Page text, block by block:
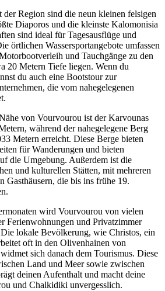
Region sind die neun kleinen felsigen
Diaporos und die kleinste Kalomonisia
sind ideal für Tagesausflüge und
örtlichen Wassersportangebote umfassen
und Tauchgänge zu den
20 Metern Tiefe liegen. Wenn du
du auch eine Bootstour zur
die vom nahegelegenen
von Vourvourou ist der Karvounas
während der nahegelegene Berg
Metern erreicht. Diese Berge bieten
für Wanderungen und bieten
die Umgebung. Außerdem ist die
und kulturellen Stätten, mit mehreren
Gasthäusern, die bis ins frühe 19.
wird Vourvourou von vielen
Ferienwohnungen und Privatzimmer
lokale Bevölkerung, wie Christos, ein
oft in den Olivenhainen von
sich danach dem Tourismus. Diese
Land und Meer sowie zwischen
deinen Aufenthalt und macht deine
und Chalkidiki unvergesslich.